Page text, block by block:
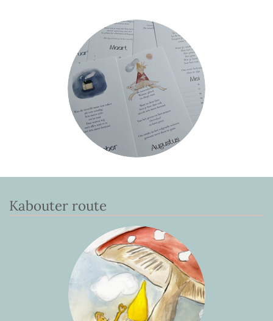
Kabouter route